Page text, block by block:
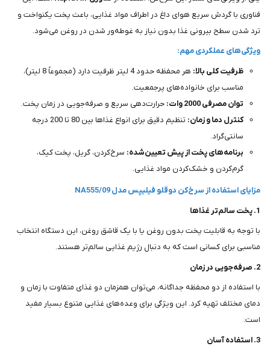
فناوری با گردش سریع هوای داغ در اطراف مواد غذایی، باعث پخت یکنواخت و
ترد شدن سطح بیرونی غذا بدون نیاز به غوطه‌ور شدن در روغن می‌شود.
ویژگی‌های عملکردی مهم:
ظرفیت کلی بالا:
هر محفظه حدود 4 لیتر ظرفیت دارد (مجموعاً 8 لیتر)،
مناسب برای خانواده‌های پرجمعیت.
توان مصرفی 2000 وات:
حرارت‌دهی سریع و صرفه‌جویی در زمان پخت.
کنترل دما و زمان:
تنظیم دقیق برای انواع غذاها بین 80 تا 200 درجه
سانتی‌گراد.
برنامه‌های پخت از پیش تعیین‌شده: سرخ‌کردن، گریل، پخت کیک،
گرم‌کردن و خشک‌کردن مواد غذایی.
مزایای استفاده از سرخ‌کن دوقلو فیلیپس مدل NA555/09
1. پخت سالم‌تر غذاها
با توجه به قابلیت پخت بدون روغن یا با یک قاشق روغن، این دستگاه انتخاب
مناسبی برای کسانی است که به دنبال رژیم غذایی سالم‌تر هستند.
2. صرفه‌جویی در زمان
با استفاده از دو محفظه جداگانه، می‌توان همزمان دو غذای متفاوت با زمان و
دمای مختلف تهیه کرد. این ویژگی برای وعده‌های غذایی متنوع بسیار مفید
است.
3. استفاده آسان